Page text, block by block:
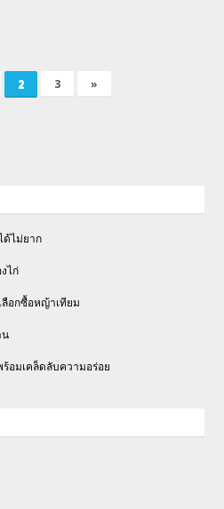
2 3 »
ด้ไม่ยาก
ไก่
ลือกซื้อหญ้าเทียม
น
อมเคล็ดลับความอร่อย